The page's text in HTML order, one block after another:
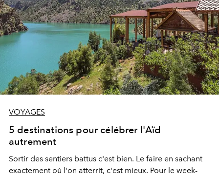
VOYAGES
5 destinations pour célébrer l'Aïd
autrement
Sortir des sentiers battus c'est bien. Le faire en sachant
exactement où l'on atterrit, c'est mieux. Pour le week-